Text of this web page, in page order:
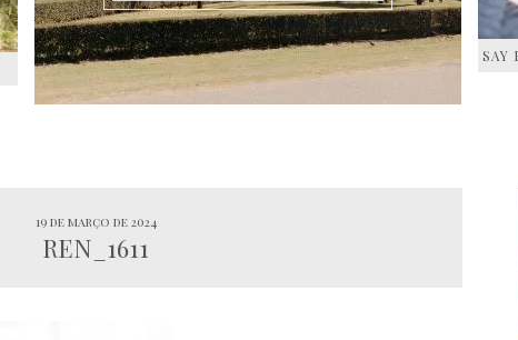
SAY
19 de março de 2024
REN_1611